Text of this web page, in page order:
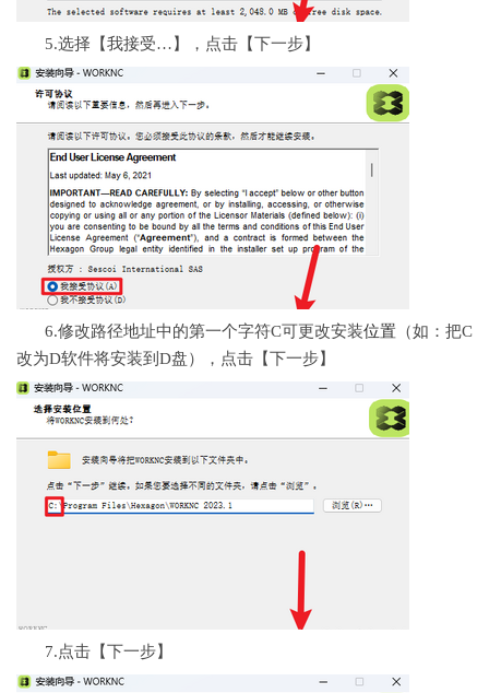
5.选择【我接受…】，点击【下一步】
6.修改路径地址中的第一个字符C可更改安装位置 （如：把C
改为D软件将安装到D盘），点击【下一步】
7.点击【下一步】